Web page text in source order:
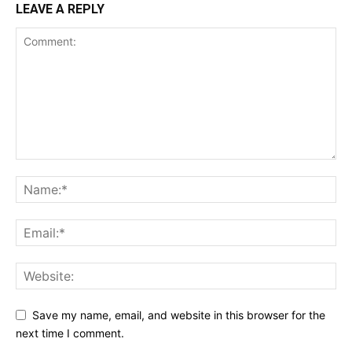
LEAVE A REPLY
Save my name, email, and website in this browser for the
next time I comment.